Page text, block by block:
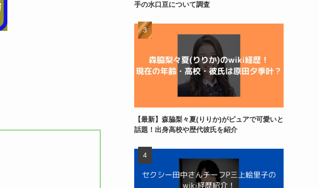
手の水口亘について調査
【最新】森脇梨々夏(りりか)がピュアで可愛いと
話題！出身高校や歴代彼氏を紹介